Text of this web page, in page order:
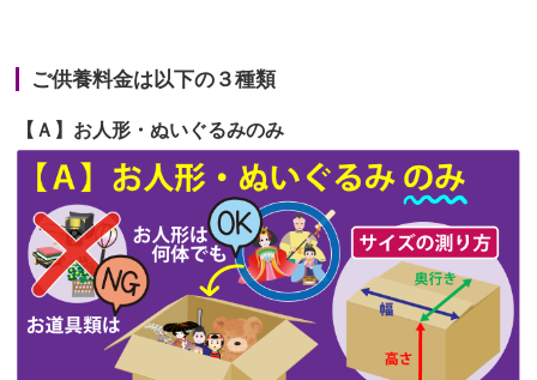
の祖父母か...
2026/06/20
雛人形をお道具も含め一式で引き取っ
てくださる...
2026/06/19
インターネット検索でホームページを
見つけまし...
第65回人形供養祭令和5年11月09日(木)
第64回人形供養祭令和5年9月21日(木)
第63回人形供養祭 令和5年8月1日(火)
第62回人形供養祭令和5年6月21日(水)
第61回人形供養祭 令和5年5月19日(金)
第60回人形供養祭令和5年3月28日(火)
ご供養料金は以下の３種類
【Ａ】お人形・ぬいぐるみのみ